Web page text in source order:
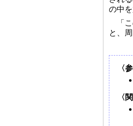
の中
「
と、
〈
〈